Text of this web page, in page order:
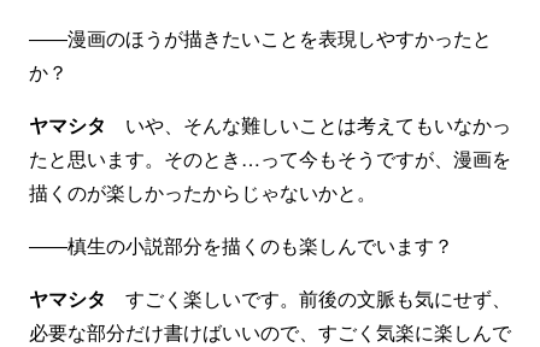
――漫画のほうが描きたいことを表現しやすかったと
か？
ヤマシタ いや、そんな難しいことは考えてもいなかっ
たと思います。そのとき…って今もそうですが、漫画を
描くのが楽しかったからじゃないかと。
――槙生の小説部分を描くのも楽しんでいます？
ヤマシタ すごく楽しいです。前後の文脈も気にせず、
必要な部分だけ書けばいいので、すごく気楽に楽しんで